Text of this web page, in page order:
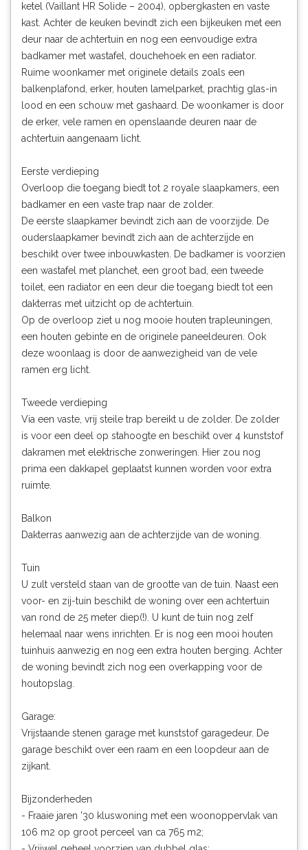
ketel (Vaillant HR Solide – 2004), opbergkasten en vaste
kast. Achter de keuken bevindt zich een bijkeuken met een
deur naar de achtertuin en nog een eenvoudige extra
badkamer met wastafel, douchehoek en een radiator.
Ruime woonkamer met originele details zoals een
balkenplafond, erker, houten lamelparket, prachtig glas-in
lood en een schouw met gashaard. De woonkamer is door
de erker, vele ramen en openslaande deuren naar de
achtertuin aangenaam licht.
Eerste verdieping
Overloop die toegang biedt tot 2 royale slaapkamers, een
badkamer en een vaste trap naar de zolder.
De eerste slaapkamer bevindt zich aan de voorzijde. De
ouderslaapkamer bevindt zich aan de achterzijde en
beschikt over twee inbouwkasten. De badkamer is voorzien
een wastafel met planchet, een groot bad, een tweede
toilet, een radiator en een deur die toegang biedt tot een
dakterras met uitzicht op de achtertuin.
Op de overloop ziet u nog mooie houten trapleuningen,
een houten gebinte en de originele paneeldeuren. Ook
deze woonlaag is door de aanwezigheid van de vele
ramen erg licht.
Tweede verdieping
Via een vaste, vrij steile trap bereikt u de zolder. De zolder
is voor een deel op stahoogte en beschikt over 4 kunststof
dakramen met elektrische zonweringen. Hier zou nog
prima een dakkapel geplaatst kunnen worden voor extra
ruimte.
Balkon
Dakterras aanwezig aan de achterzijde van de woning.
Tuin
U zult versteld staan van de grootte van de tuin. Naast een
voor- en zij-tuin beschikt de woning over een achtertuin
van rond de 25 meter diep(!). U kunt de tuin nog zelf
helemaal naar wens inrichten. Er is nog een mooi houten
tuinhuis aanwezig en nog een extra houten berging. Achter
de woning bevindt zich nog een overkapping voor de
houtopslag.
Garage:
Vrijstaande stenen garage met kunststof garagedeur. De
garage beschikt over een raam en een loopdeur aan de
zijkant.
Bijzonderheden
- Fraaie jaren ’30 kluswoning met een woonoppervlak van
106 m2 op groot perceel van ca 765 m2;